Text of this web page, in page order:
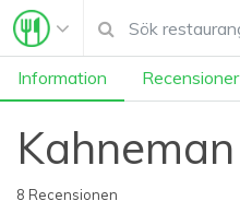
Information Recensioner
Kahneman
8 Recensionen